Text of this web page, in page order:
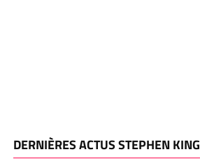
DERNIÈRES ACTUS STEPHEN KING